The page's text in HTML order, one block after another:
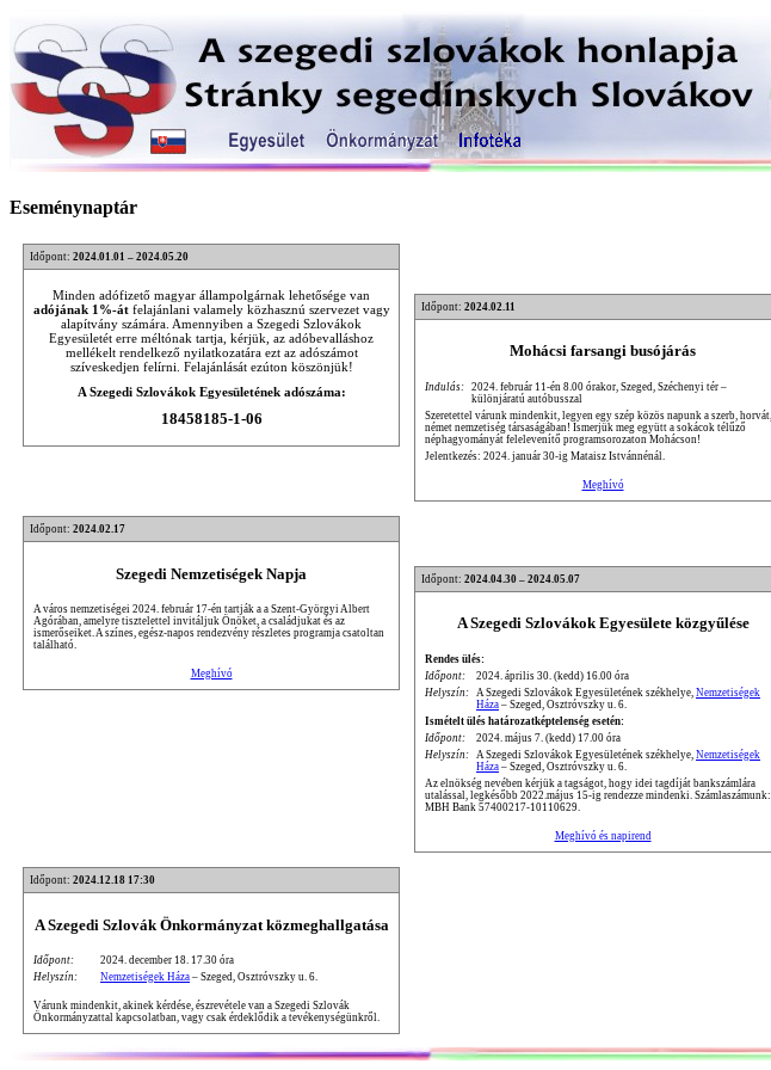
Eseménynaptár
Időpont: 2024.01.01 – 2024.05.20
Minden adófizető magyar állampolgárnak lehetősége van
adójának 1%-átfelajánlani valamely közhasznú szervezet vagy
alapítvány számára. Amennyiben a Szegedi Szlovákok
Egyesületét erre méltónak tartja, kérjük, az adóbevalláshoz
mellékelt rendelkező nyilatkozatára ezt az adószámot
szíveskedjen felírni. Felajánlását ezúton köszönjük!
A Szegedi Szlovákok Egyesületének adószáma:
18458185-1-06
Időpont: 2024.02.11
Mohácsi farsangi busójárás
Indulás: 2024. február 11-én 8.00 órakor, Szeged, Széchenyi tér –
különjáratú autóbusszal
Szeretettel várunk mindenkit, legyen egy szép közös napunk a szerb, horvát,
német nemzetiség társaságában! Ismerjük meg együtt a sokácok télűző
néphagyományát felelevenítő programsorozaton Mohácson!
Jelentkezés: 2024. január 30-ig Mataisz Istvánnénál.
Meghívó
Időpont: 2024.02.17
Szegedi Nemzetiségek Napja
A város nemzetiségei 2024. február 17-én tartják a a Szent-Györgyi Albert
Agórában, amelyre tisztelettel invitáljuk Önöket, a családjukat és az
ismerőseiket. A színes, egész-napos rendezvény részletes programja csatoltan
található.
Meghívó
Időpont: 2024.04.30 – 2024.05.07
A Szegedi Szlovákok Egyesülete közgyűlése
Rendes ülés:
Időpont:
2024. április 30. (kedd) 16.00 óra
Helyszín:
A Szegedi Szlovákok Egyesületének székhelye, Nemzetiségek
Háza – Szeged, Osztróvszky u. 6.
Ismételt ülés határozatképtelenség esetén:
Időpont:
2024. május 7. (kedd) 17.00 óra
Helyszín:
A Szegedi Szlovákok Egyesületének székhelye, Nemzetiségek
Háza – Szeged, Osztróvszky u. 6.
Az elnökség nevében kérjük a tagságot, hogy idei tagdíját bankszámlára
utalással, legkésőbb 2022.május 15-ig rendezze mindenki. Számlaszámunk:
MBH Bank 57400217-10110629.
Meghívó és napirend
Időpont: 2024.12.18 17:30
A Szegedi Szlovák Önkormányzat közmeghallgatása
Időpont:
2024. december 18. 17.30 óra
Helyszín:
Nemzetiségek Háza – Szeged, Osztróvszky u. 6.
Várunk mindenkit, akinek kérdése, észrevétele van a Szegedi Szlovák
Önkormányzattal kapcsolatban, vagy csak érdeklődik a tevékenységünkről.